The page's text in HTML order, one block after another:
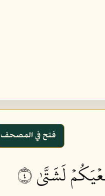
فتح في المصحف
لَشَتَّىٰ ٤